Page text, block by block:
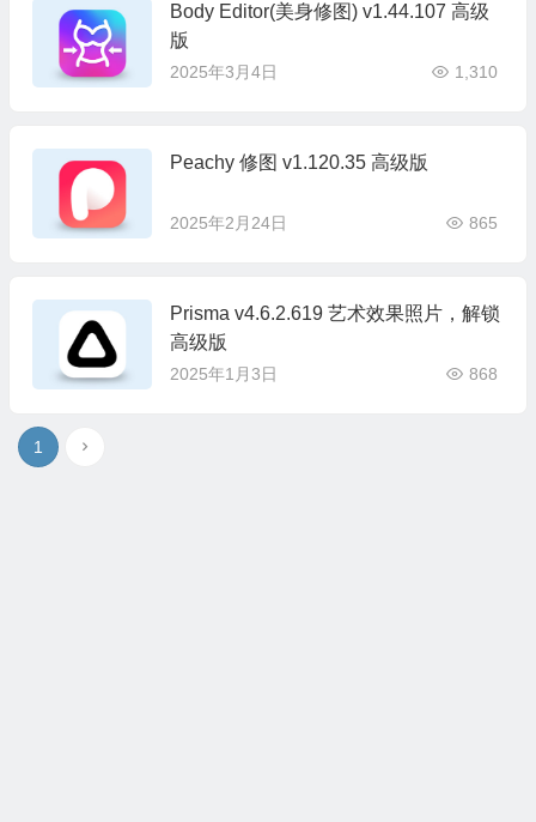
Body Editor(美身修图) v1.44.107 高级
版
2025年3月4日 1,310
Peachy 修图 v1.120.35 高级版
2025年2月24日 865
Prisma v4.6.2.619 艺术效果照片，解锁
高级版
2025年1月3日 868
1